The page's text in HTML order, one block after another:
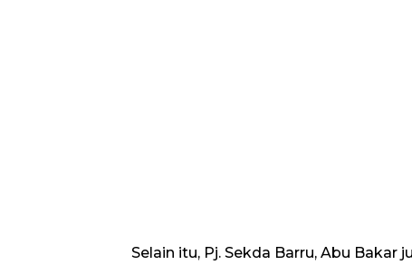
Selain itu, Pj. Sekda Barru, Abu